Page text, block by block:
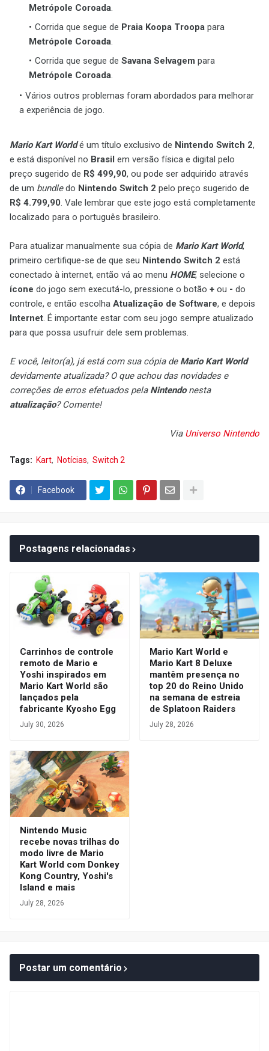
Metrópole Coroada.
Corrida que segue de Praia Koopa Troopa para
Metrópole Coroada.
Corrida que segue de Savana Selvagem para
Metrópole Coroada.
Vários outros problemas foram abordados para melhorar
a experiência de jogo.
Mario Kart Worldé um título exclusivo de Nintendo Switch 2,
e está disponível no Brasil em versão física e digital pelo
preço sugerido de R$ 499,90, ou pode ser adquirido através
de um bundledo Nintendo Switch 2 pelo preço sugerido de
R$ 4.799,90. Vale lembrar que este jogo está completamente
localizado para o português brasileiro.
Para atualizar manualmente sua cópia de Mario Kart World,
primeiro certifique-se de que seu Nintendo Switch 2 está
conectado à internet, então vá ao menu HOME, selecione o
ícone do jogo sem executá-lo, pressione o botão + ou - do
controle, e então escolha Atualização de Software, e depois
Internet. É importante estar com seu jogo sempre atualizado
para que possa usufruir dele sem problemas.
E você, leitor(a), já está com sua cópia de Mario Kart World
devidamente atualizada? O que achou das novidades e
correções de erros efetuados pela Nintendonesta
atualização? Comente!
Via Universo Nintendo
Tags: Kart Notícias Switch 2
Facebook
Postagens relacionadas
Carrinhos de controle
remoto de Mario e
Yoshi inspirados em
Mario Kart World são
lançados pela
fabricante Kyosho Egg
July 30, 2026
Mario Kart World e
Mario Kart 8 Deluxe
mantêm presença no
top 20 do Reino Unido
na semana de estreia
de Splatoon Raiders
July 28, 2026
Nintendo Music
recebe novas trilhas do
modo livre de Mario
Kart World com Donkey
Kong Country, Yoshi's
Island e mais
July 28, 2026
Postar um comentário